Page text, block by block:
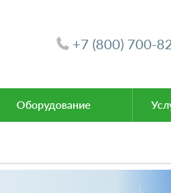
+7 (800) 700-
Оборудование